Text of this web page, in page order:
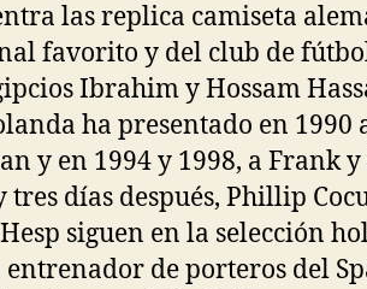
las replica camiseta
favorito y del club de
Ibrahim y Hossam
ha presentado en 1990
y en 1994 y 1998, a Frank y
tres días después, Phillip
siguen en la selección
entrenador de porteros del